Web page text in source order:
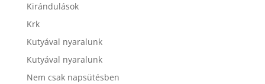
Kirándulások
Krk
Kutyával nyaralunk
Kutyával nyaralunk
Nem csak napsütésben